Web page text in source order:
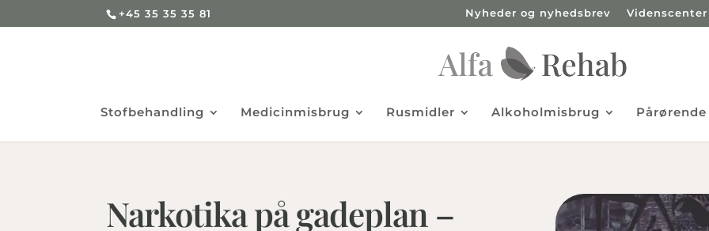
+45 35 35 35 81 Nyheder og nyhedsbrev
Stofbehandling Medicinmisbrug Rusmidler Alkoholmisbrug Pårørende
Narkotika på gadeplan –